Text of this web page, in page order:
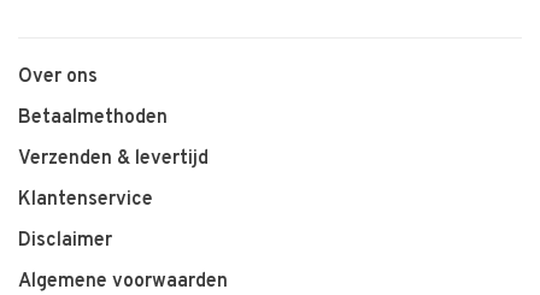
Over ons
Betaalmethoden
Verzenden & levertijd
Klantenservice
Disclaimer
Algemene voorwaarden